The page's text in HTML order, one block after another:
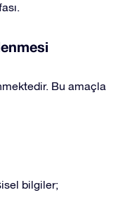
Bu amaçla
bilgiler;